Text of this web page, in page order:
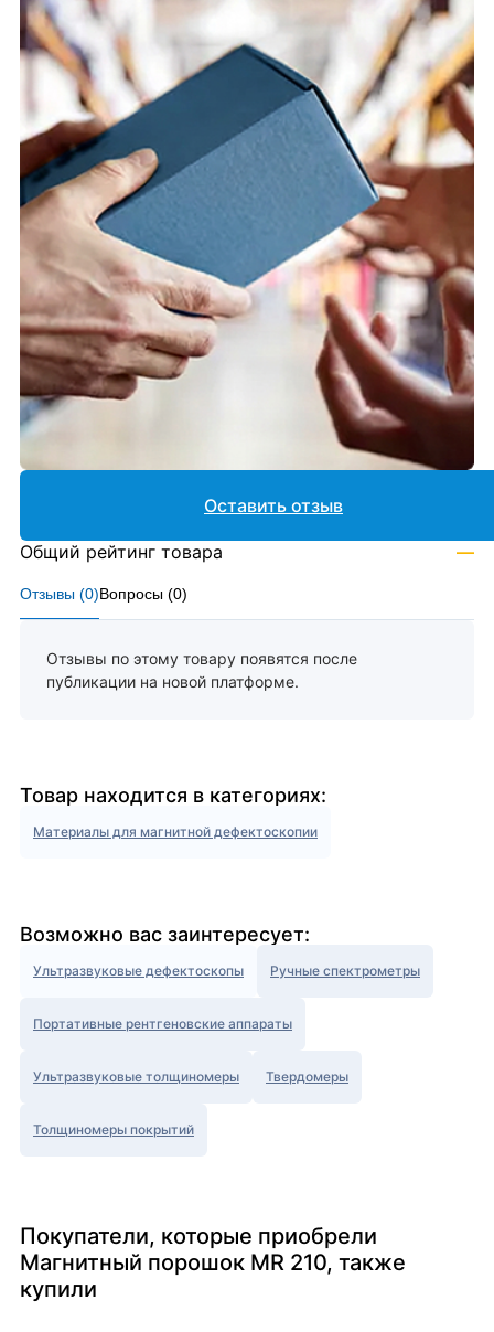
Отзывы (0)Вопросы (0)
Отзывы по этому товару появятся после
публикации на новой платформе.
Оставить отзыв
Общий рейтинг товара —
Товар находится в категориях:
Материалы для магнитной дефектоскопии
Возможно вас заинтересует:
Ультразвуковые дефектоскопы Ручные спектрометры
Портативные рентгеновские аппараты
Ультразвуковые толщиномеры Твердомеры
Толщиномеры покрытий
Покупатели, которые приобрели
Магнитный порошок MR 210, также
купили